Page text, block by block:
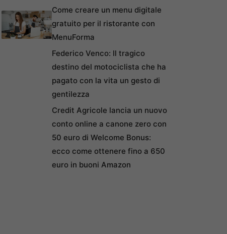
Come creare un menu digitale
gratuito per il ristorante con
MenuForma
Federico Venco: Il tragico
destino del motociclista che ha
pagato con la vita un gesto di
gentilezza
Credit Agricole lancia un nuovo
conto online a canone zero con
50 euro di Welcome Bonus:
ecco come ottenere fino a 650
euro in buoni Amazon